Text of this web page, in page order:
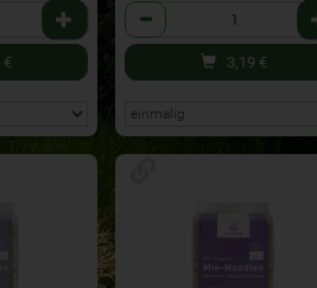
€
Anzahl
3,19 €